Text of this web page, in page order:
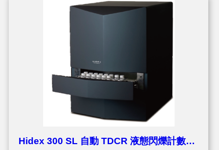
Hidex 300 SL 自動 TDCR 液態閃爍計數器